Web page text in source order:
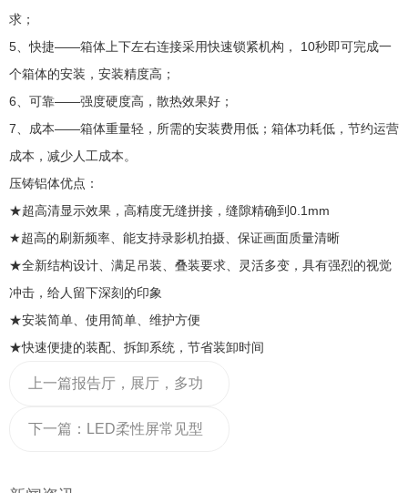
求；
5、快捷——箱体上下左右连接采用快速锁紧机构， 10秒即可完成一
个箱体的安装，安装精度高；
6、可靠——强度硬度高，散热效果好；
7、成本——箱体重量轻，所需的安装费用低；箱体功耗低，节约运营
成本，减少人工成本。
压铸铝体优点：
★超高清显示效果，高精度无缝拼接，缝隙精确到0.1mm
★超高的刷新频率、能支持录影机拍摄、保证画面质量清晰
★全新结构设计、满足吊装、叠装要求、灵活多变，具有强烈的视觉
冲击，给人留下深刻的印象
★安装简单、使用简单、维护方便
★快速便捷的装配、拆卸系统，节省装卸时间
上一篇报告厅，展厅，多功
能厅，会议室LED显示屏常
下一篇： LED柔性屏常见型